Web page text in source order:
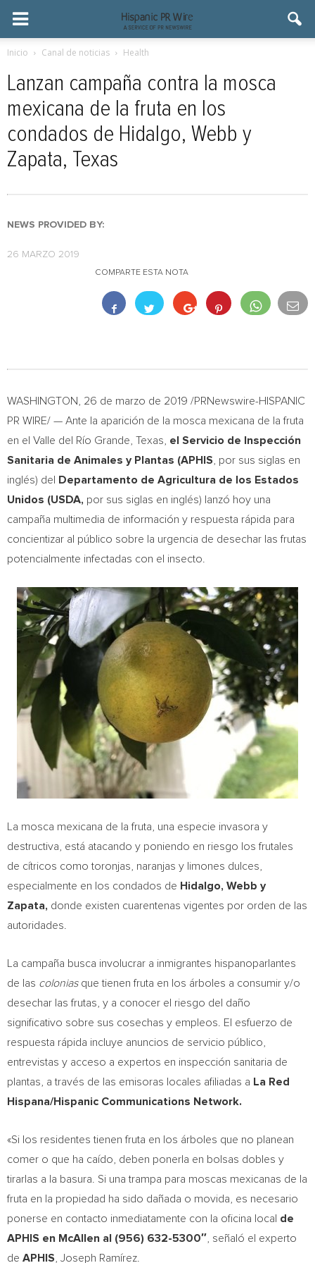
Inicio Canal de noticias Health
Lanzan campaña contra la mosca
mexicana de la fruta en los
condados de Hidalgo, Webb y
Zapata, Texas
NEWS PROVIDED BY:
26 MARZO 2019
COMPARTE ESTA NOTA
WASHINGTON
, 26 de marzo de 2019 /PRNewswire-HISPANIC
PR WIRE/ — Ante la aparición de la mosca mexicana de la fruta
en el Valle del Río Grande, Texas
el Servicio de Inspección
Sanitaria de Animales y Plantas (APHIS , por sus siglas en
inglés) del
Departamento de Agricultura de los Estados
Unidos (USDA, por sus siglas en inglés) lanzó hoy una
campaña multimedia de información y respuesta rápida para
concientizar al público sobre la urgencia de desechar las frutas
potencialmente infectadas con el insecto.
La mosca mexicana de la fruta, una especie invasora y
destructiva, está atacando y poniendo en riesgo los frutales
de cítricos como toronjas, naranjas y limones dulces,
especialmente en los condados de Hidalgo, Webb y
Zapata, donde existen cuarentenas vigentes por orden de las
autoridades.
La campaña busca involucrar a inmigrantes hispanoparlantes
de las colonias que tienen fruta en los árboles a consumir y/o
desechar las frutas, y a conocer el riesgo del daño
significativo sobre sus cosechas y empleos. El esfuerzo de
respuesta rápida incluye anuncios de servicio público,
entrevistas y acceso a expertos en inspección sanitaria de
plantas, a través de las emisoras locales afiliadas a La Red
Hispana/Hispanic Communications Network.
«Si los residentes tienen fruta en los árboles que no planean
comer o que ha caído, deben ponerla en bolsas dobles y
tirarlas a la basura. Si una trampa para moscas mexicanas de la
fruta en la propiedad ha sido dañada o movida, es necesario
ponerse en contacto inmediatamente con la oficina local de
APHIS en McAllen al (956) 632-5300″ , señaló el experto
de APHIS , Joseph Ramírez.